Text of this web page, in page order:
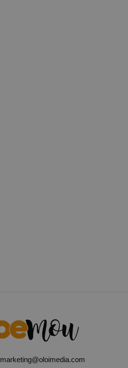
marketing@oloimedia.com